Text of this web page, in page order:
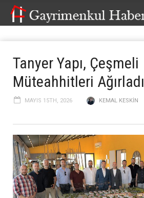
Tanyer Yapı, Çeşmeli
Müteahhitleri Ağırladı
MAYIS 15TH, 2026 KEMAL KESKIN